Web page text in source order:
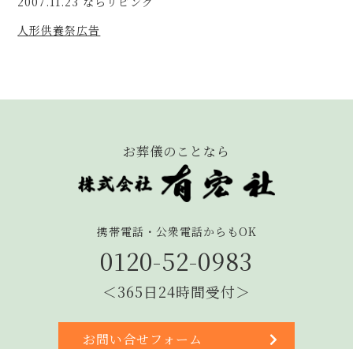
人形供養祭広告
お葬儀のことなら
携帯電話・公衆電話からもOK
0120-52-0983
＜365日24時間受付＞
お問い合せフォーム